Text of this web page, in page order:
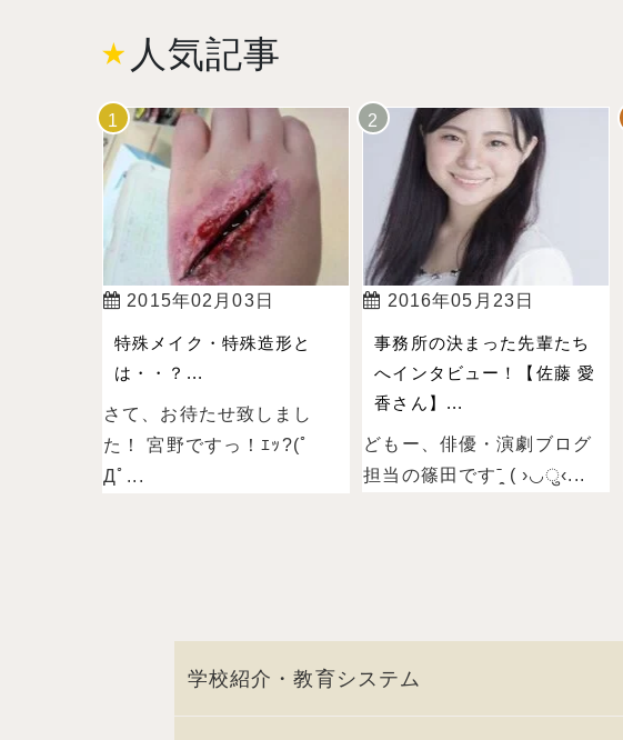
人気記事
2015年02月03日
特殊メイク・特殊造形と
は・・？...
さて、お待たせ致しまし
た！ 宮野ですっ！ｴｯ?(ﾟ
Дﾟ...
2016年05月23日
事務所の決まった先輩たち
へインタビュー！【佐藤 愛
香さん】...
どもー、俳優・演劇ブログ
担当の篠田ですˉ̞̭ ( ›◡ु‹...
学校紹介・教育システム